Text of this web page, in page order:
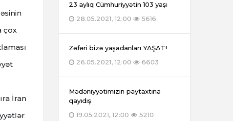
çox
İran
23 aylıq Cümhuriyyətin 103 yaşı
28.05.2021, 12:00
5616
Zəfəri bizə yaşadanları YAŞAT!
26.05.2021, 12:00
6603
Mədəniyyətimizin paytaxtına
qayıdış
19.05.2021, 12:00
5210